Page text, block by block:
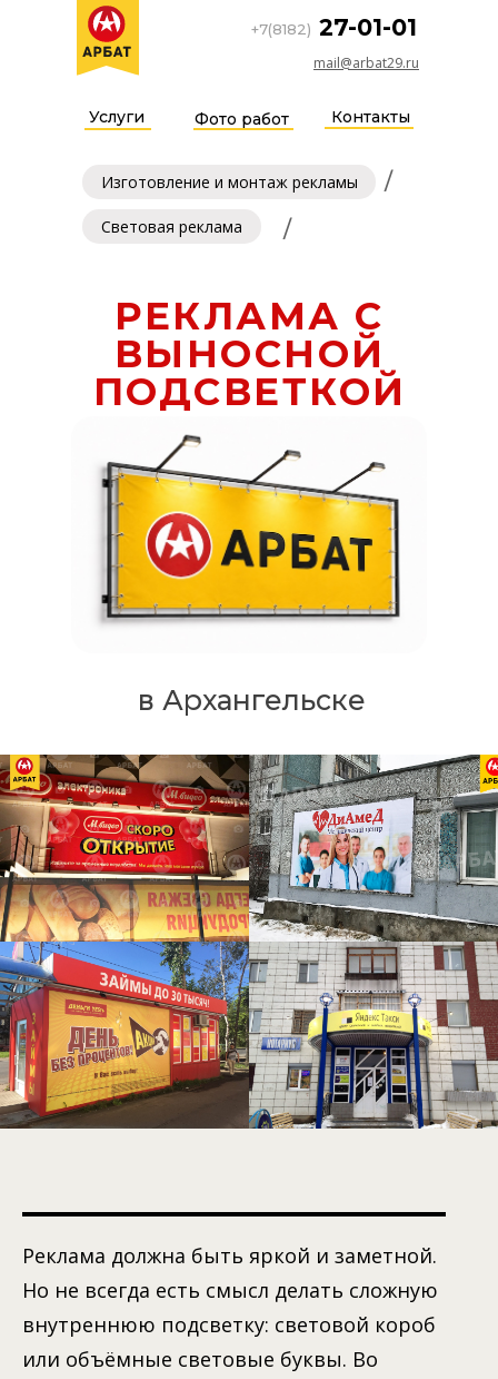
Услуги Фото работ Контакты
mail@arbat29.ru
27-01-01
+7(8182)
/
/
Изготовление и монтаж рекламы
Световая реклама
РЕКЛАМА С
ВЫНОСНОЙ
ПОДСВЕТКОЙ
в Архангельске
Реклама должна быть яркой и заметной.
Но не всегда есть смысл делать сложную
внутреннюю подсветку: световой короб
или объёмные световые буквы. Во